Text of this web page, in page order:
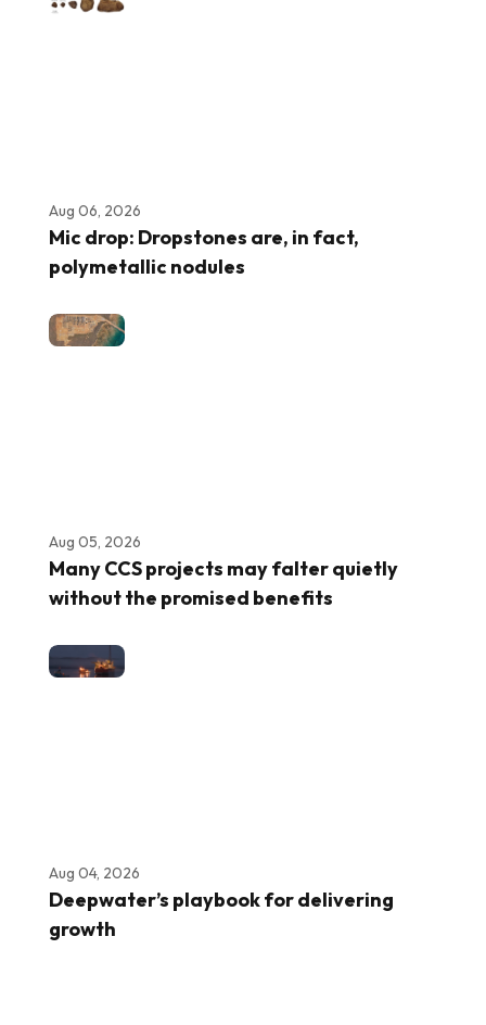
Aug 06, 2026
Mic drop: Dropstones are, in fact,
polymetallic nodules
Aug 05, 2026
Many CCS projects may falter quietly
without the promised benefits
Aug 04, 2026
Deepwater’s playbook for delivering
growth